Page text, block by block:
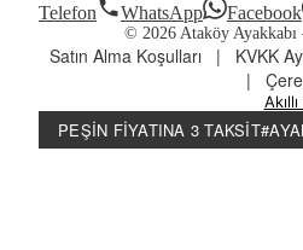
Telefon WhatsApp Facebook
© 2026 Ataköy Ayakkabı
Satın Alma Koşulları | KVKK
|
PEŞIN FIYATINA 3 TAKSIT